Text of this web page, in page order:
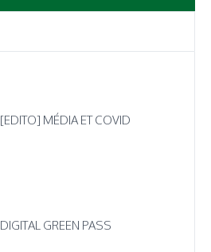
[EDITO] MÉDIA ET COVID
DIGITAL GREEN PASS